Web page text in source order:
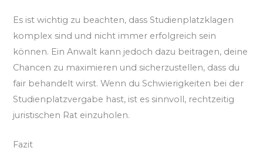
Es ist wichtig zu beachten, dass Studienplatzklagen
komplex sind und nicht immer erfolgreich sein
können. Ein Anwalt kann jedoch dazu beitragen, deine
Chancen zu maximieren und sicherzustellen, dass du
fair behandelt wirst. Wenn du Schwierigkeiten bei der
Studienplatzvergabe hast, ist es sinnvoll, rechtzeitig
juristischen Rat einzuholen.
Fazit